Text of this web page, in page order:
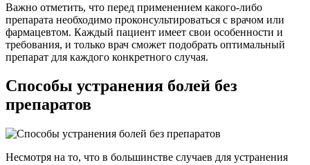
Важно отметить, что перед применением какого-либо
препарата необходимо проконсультироваться с врачом или
фармацевтом. Каждый пациент имеет свои особенности и
требования, и только врач сможет подобрать оптимальный
препарат для каждого конкретного случая.
Способы устранения болей без
препаратов
Несмотря на то, что в большинстве случаев для устранения